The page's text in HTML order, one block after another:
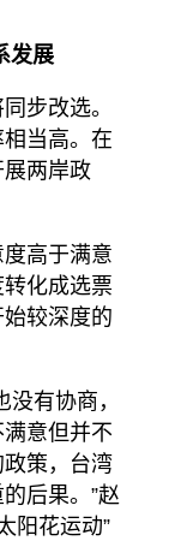
发展
步改选。
当高。在
两岸政
高于满意
化成选票
较深度的
有协商，
意但并不
策，台湾
后果。”赵
阳花运动”